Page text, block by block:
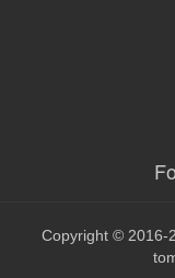
Copyright © 2016-